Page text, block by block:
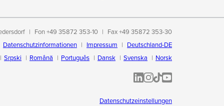
Fon +49 35872 353-10
Fax +49 35872 353-30
Datenschutzinformationen
Impressum
Deutschland-DE
Srpski
Română Português Dansk Svenska Norsk
ALL-INKL.COM | LinkedIn
ALL-INKL.COM • Instagram
ALL-INKL.COM | TikTok
ALLINKL.COM -
Datenschutzeinstellungen